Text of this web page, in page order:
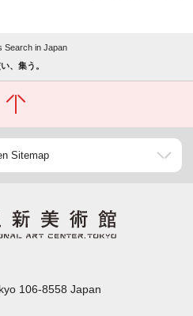
Search in Japan
、集う。
Sitemap
106-8558 Japan